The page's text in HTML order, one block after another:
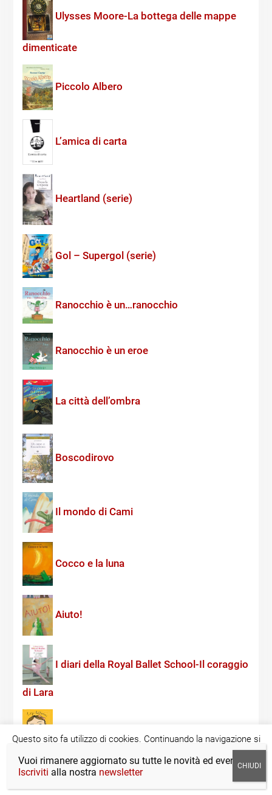
Ulysses Moore-La bottega delle mappe
dimenticate
Piccolo Albero
L’amica di carta
Heartland (serie)
Gol – Supergol (serie)
Ranocchio è un…ranocchio
Ranocchio è un eroe
La città dell’ombra
Boscodirovo
Il mondo di Cami
Cocco e la luna
Aiuto!
I diari della Royal Ballet School-Il coraggio
di Lara
In ogni istante. Felicità: sempre
Questo sito fa utilizzo di cookies. Continuando la navigazione si
acconsente all'utilizzo di tale tecnologia.
Cookie settings
ACCETTA
Vuoi rimanere aggiornato su tutte le novità ed eventi?
Iscriviti alla nostra newsletter